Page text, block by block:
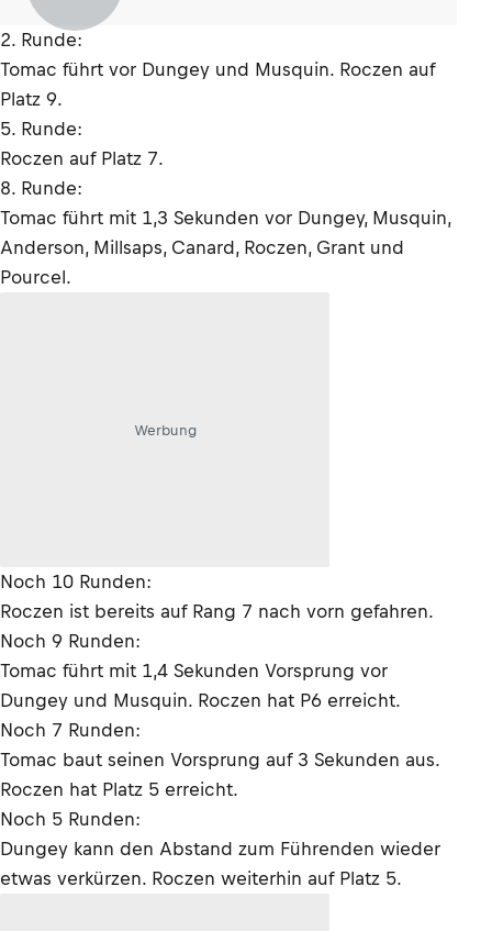
2. Runde:
Tomac führt vor Dungey und Musquin. Roczen auf
Platz 9.
5. Runde:
Roczen auf Platz 7.
8. Runde:
Tomac führt mit 1,3 Sekunden vor Dungey, Musquin,
Anderson, Millsaps, Canard, Roczen, Grant und
Pourcel.
Werbung
Noch 10 Runden:
Roczen ist bereits auf Rang 7 nach vorn gefahren.
Noch 9 Runden:
Tomac führt mit 1,4 Sekunden Vorsprung vor
Dungey und Musquin. Roczen hat P6 erreicht.
Noch 7 Runden:
Tomac baut seinen Vorsprung auf 3 Sekunden aus.
Roczen hat Platz 5 erreicht.
Noch 5 Runden:
Dungey kann den Abstand zum Führenden wieder
etwas verkürzen. Roczen weiterhin auf Platz 5.